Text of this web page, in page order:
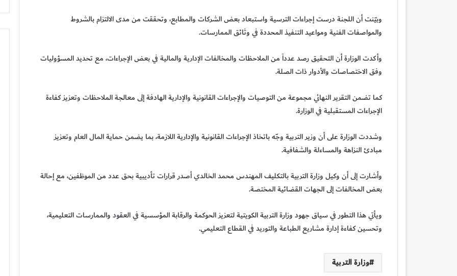
وبيّنت أن اللجنة درست إجراءات الترسية واستبعاد بعض الشركات والمطابع، وتحققت من مدى الالتزام بالشروط
والمواصفات الفنية ومواعيد التنفيذ المحددة في وثائق الممارسات.
وأكدت الوزارة أن التحقيق رصد عدداً من الملاحظات والمخالفات الإدارية والمالية في بعض الإجراءات، مع تحديد المسؤوليات
وفق الاختصاصات والأدوار ذات الصلة.
كما تضمن التقرير النهائي مجموعة من التوصيات والإجراءات القانونية والإدارية الهادفة إلى معالجة الملاحظات وتعزيز كفاءة
الإجراءات المستقبلية في الوزارة.
وشددت الوزارة على أن وزير التربية وجّه باتخاذ الإجراءات القانونية والإدارية اللازمة، بما يضمن حماية المال العام وتعزيز
مبادئ النزاهة والمساءلة والشفافية.
وأشارت إلى أن وكيل وزارة التربية بالتكليف المهندس محمد الخالدي أصدر قرارات تأديبية بحق عدد من الموظفين، مع إحالة
بعض المخالفات إلى الجهات القضائية المختصة.
ويأتي هذا التطور في سياق جهود وزارة التربية الكويتية لتعزيز الحوكمة والرقابة المؤسسية في العقود والممارسات التعليمية،
وتحسين كفاءة إدارة مشاريع الطباعة والتوريد في القطاع التعليمي.
وزارة التربية